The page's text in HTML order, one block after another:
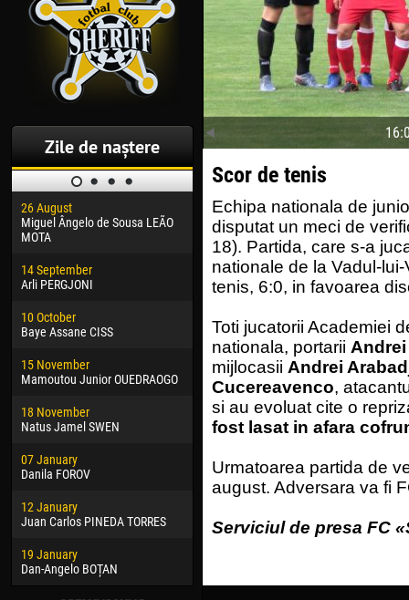
Zile de naștere
26 August
Miguel Ângelo de Sousa LEÃO
MOTA
14 September
Arli PERGJONI
10 October
Baye Assane CISS
15 November
Mamoutou Junior OUEDRAOGO
18 November
Natus Jamel SWEN
07 January
Danila FOROV
12 January
Juan Carlos PINEDA TORRES
19 January
Dan-Angelo BOȚAN
30 January
Dhoraso Moreo KLAS
24 February
Vladislav COSTIN
Veaceslav COZMA
09 March
Emmanuel AFETSE
20 March
Jayder Moreno ASPRILLA
Samba KONÉ
26 March
04
13
15
24
10
Scor de tenis
Echipa nationala de
disputat un meci de
18). Partida, care s-a
nationale de la Vadul-
tenis, 6:0, in favoarea
Toti jucatorii Academiei
nationala, portarii
mijlocasii Andrei
Cucereavenco,
si au evoluat cite o
fost lasat in afara
Urmatoarea partida de
august. Adversara va fi
Serviciul de presa FC